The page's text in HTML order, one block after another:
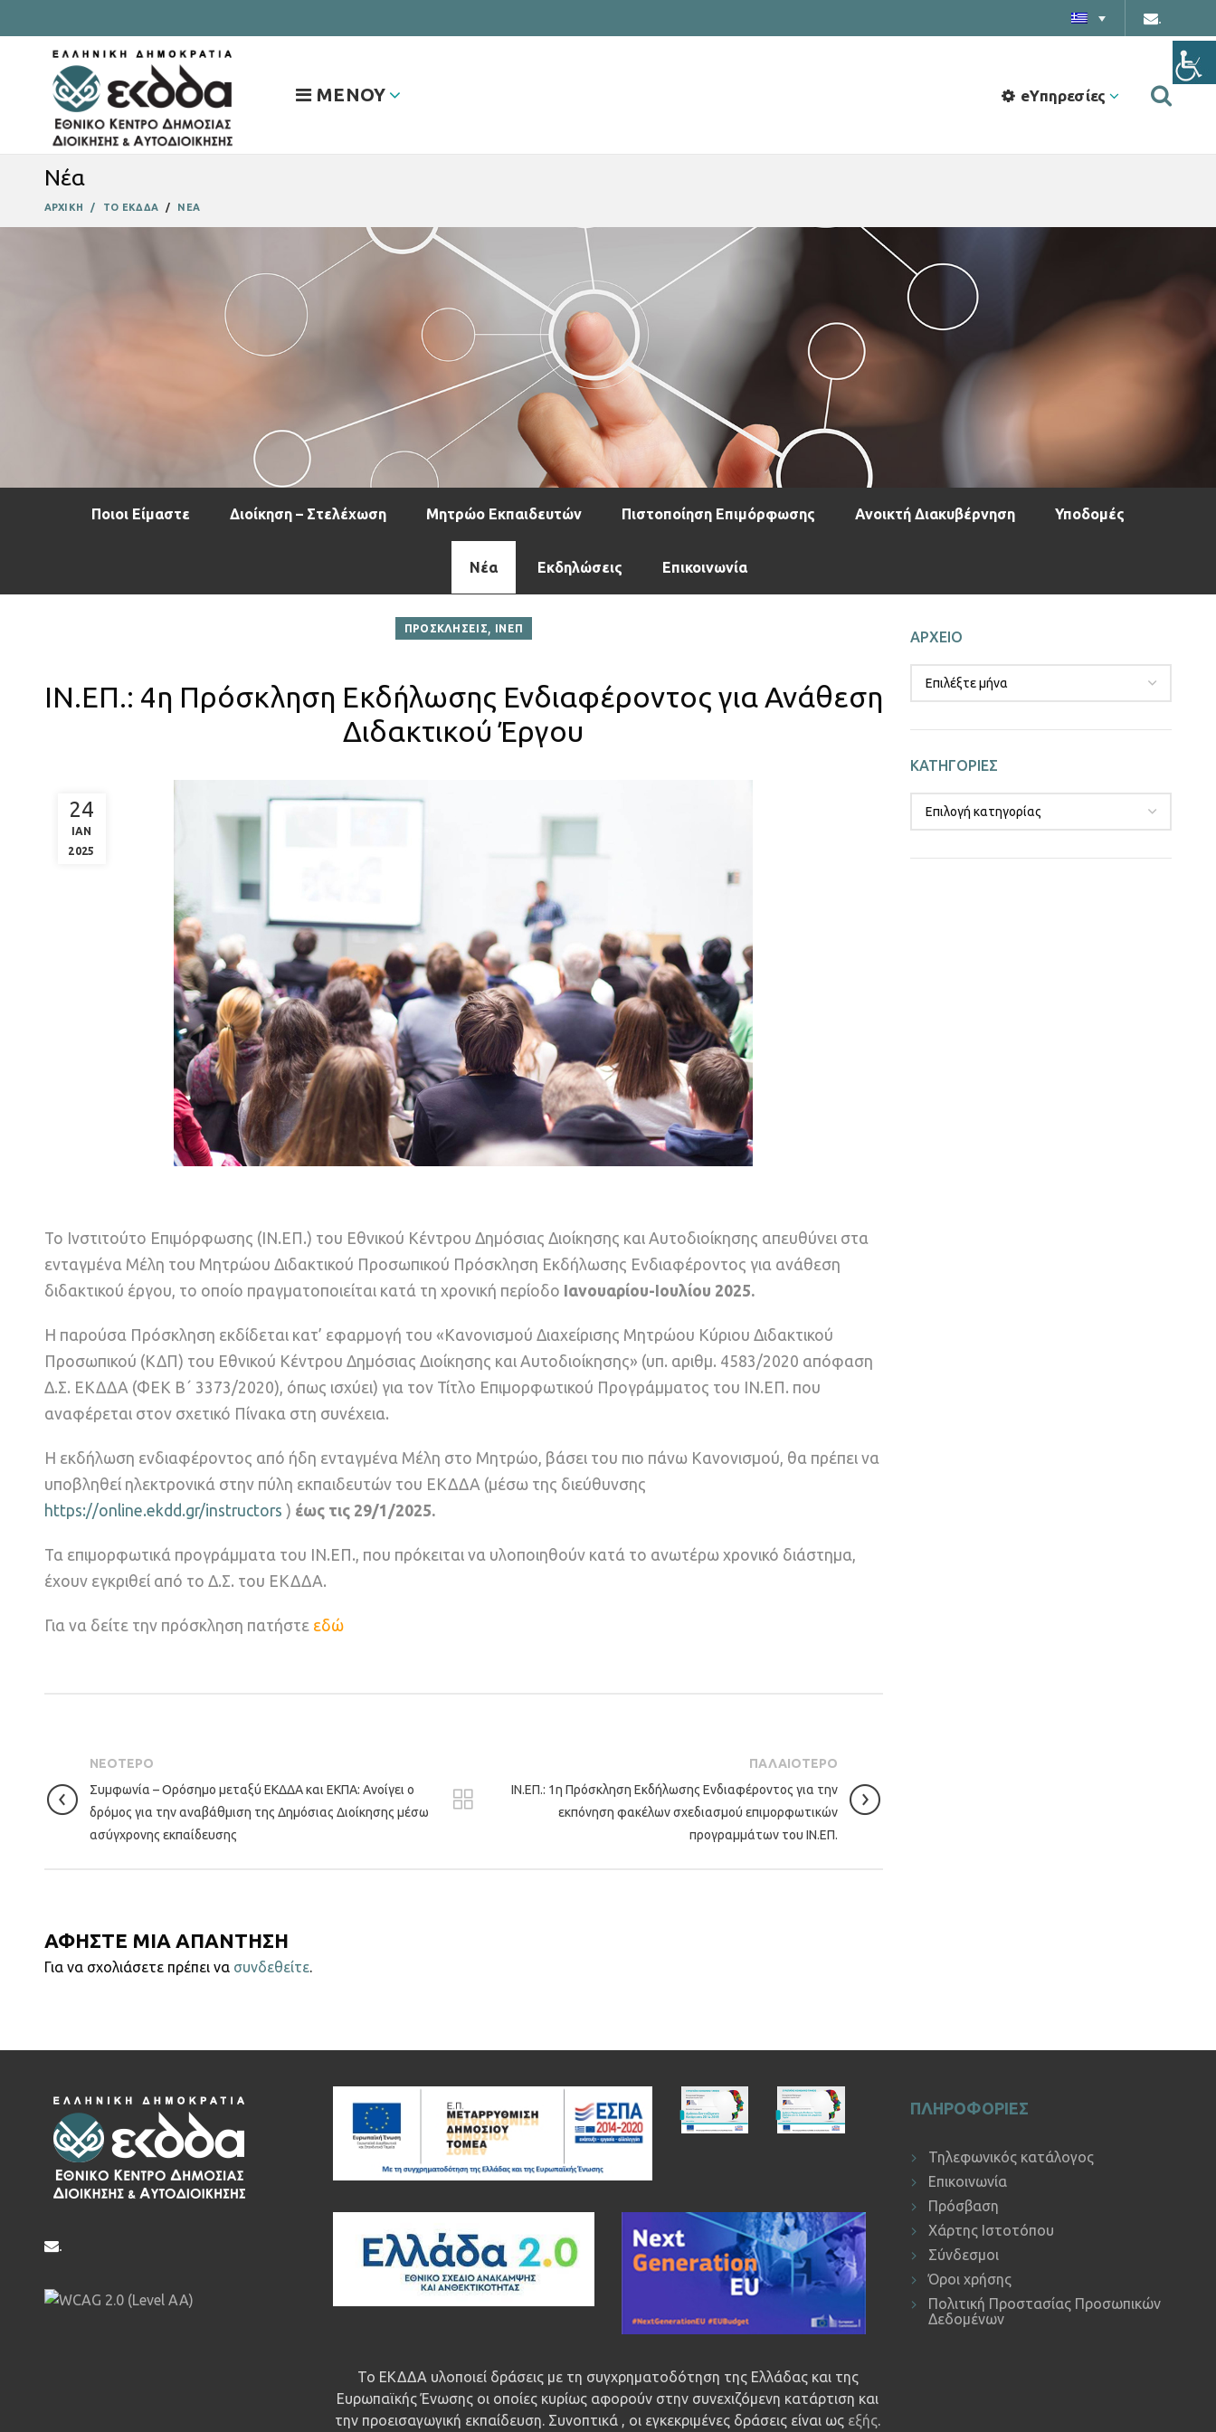
ΜΕΝΟΥ eΥπηρεσίες
Νέα
ΑΡΧΙΚΗ ΤΟ ΕΚΔΔΑ ΝΕΑ
Ποιοι Είμαστε Διοίκηση – Στελέχωση Μητρώο Εκπαιδευτών Πιστοποίηση Επιμόρφωσης Ανοικτή Διακυβέρνηση Υποδομές
Νέα Εκδηλώσεις Επικοινωνία
ΠΡΟΣΚΛΗΣΕΙΣ, ΙΝΕΠ
ΙΝ.ΕΠ.: 4η Πρόσκληση Εκδήλωσης Ενδιαφέροντος για Ανάθεση
Διδακτικού Έργου
24
ΙΑΝ
2025
Το Ινστιτούτο Επιμόρφωσης (ΙΝ.ΕΠ.) του Εθνικού Κέντρου Δημόσιας Διοίκησης και Αυτοδιοίκησης απευθύνει στα
ενταγμένα Μέλη του Μητρώου Διδακτικού Προσωπικού Πρόσκληση Εκδήλωσης Ενδιαφέροντος για ανάθεση
διδακτικού έργου, το οποίο πραγματοποιείται κατά τη χρονική περίοδο Ιανουαρίου-Ιουλίου 2025.
Η παρούσα Πρόσκληση εκδίδεται κατ’ εφαρμογή του «Κανονισμού Διαχείρισης Μητρώου Κύριου Διδακτικού
Προσωπικού (ΚΔΠ) του Εθνικού Κέντρου Δημόσιας Διοίκησης και Αυτοδιοίκησης» (υπ. αριθμ. 4583/2020 απόφαση
Δ.Σ. ΕΚΔΔΑ (ΦΕΚ B΄ 3373/2020), όπως ισχύει) για τον Τίτλο Επιμορφωτικού Προγράμματος του ΙΝ.ΕΠ. που
αναφέρεται στον σχετικό Πίνακα στη συνέχεια.
Η εκδήλωση ενδιαφέροντος από ήδη ενταγμένα Μέλη στο Μητρώο, βάσει του πιο πάνω Κανονισμού, θα πρέπει να
υποβληθεί ηλεκτρονικά στην πύλη εκπαιδευτών του ΕΚΔΔΑ (μέσω της διεύθυνσης
https://online.ekdd.gr/instructors ) έως τις 29/1/2025.
Τα επιμορφωτικά προγράμματα του ΙΝ.ΕΠ., που πρόκειται να υλοποιηθούν κατά το ανωτέρω χρονικό διάστημα,
έχουν εγκριθεί από το Δ.Σ. του ΕΚΔΔΑ.
Για να δείτε την πρόσκληση πατήστε εδώ
ΝΕΟΤΕΡΟ
Συμφωνία – Ορόσημο μεταξύ ΕΚΔΔΑ και ΕΚΠΑ: Ανοίγει ο
δρόμος για την αναβάθμιση της Δημόσιας Διοίκησης μέσω
ασύγχρονης εκπαίδευσης
ΠΑΛΑΙΟΤΕΡΟ
ΙΝ.ΕΠ.: 1η Πρόσκληση Εκδήλωσης Ενδιαφέροντος για την
εκπόνηση φακέλων σχεδιασμού επιμορφωτικών
προγραμμάτων του ΙΝ.ΕΠ.
ΑΦΗΣΤΕ ΜΙΑ ΑΠΑΝΤΗΣΗ
Για να σχολιάσετε πρέπει να συνδεθείτε.
ΑΡΧΕΙΟ
ΚΑΤΗΓΟΡΙΕΣ
.
Το ΕΚΔΔΑ υλοποιεί δράσεις με τη συγχρηματοδότηση της Ελλάδας και της
Ευρωπαϊκής Ένωσης οι οποίες κυρίως αφορούν στην συνεχιζόμενη κατάρτιση και
την προεισαγωγική εκπαίδευση. Συνοπτικά , οι εγκεκριμένες δράσεις είναι ως εξής.
ΠΛΗΡΟΦΟΡΙΕΣ
Τηλεφωνικός κατάλογος
Επικοινωνία
Πρόσβαση
Χάρτης Ιστοτόπου
Σύνδεσμοι
Όροι χρήσης
Πολιτική Προστασίας Προσωπικών
Δεδομένων